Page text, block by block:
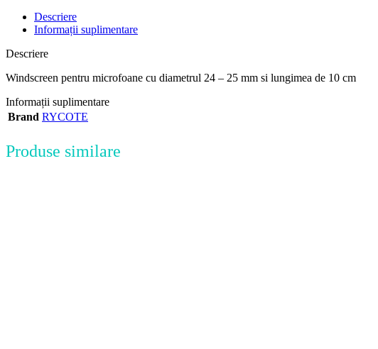
Descriere
Informații suplimentare
Descriere
Windscreen pentru microfoane cu diametrul 24 – 25 mm si lungimea de 10 cm
Informații suplimentare
Brand RYCOTE
Produse similare